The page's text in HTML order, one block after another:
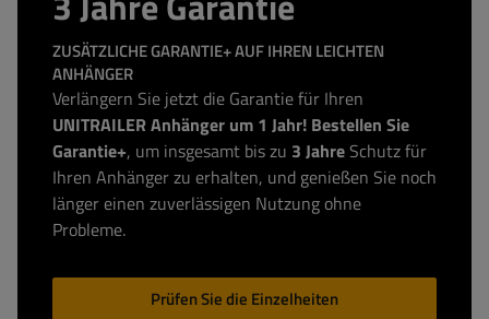
ZUSÄTZLICHE GARANTIE+ AUF IHREN LEICHTEN
ANHÄNGER
Verlängern Sie jetzt die Garantie für Ihren
UNITRAILER Anhänger um 1 Jahr! Bestellen Sie
Garantie+, um insgesamt bis zu 3 Jahre Schutz für
Ihren Anhänger zu erhalten, und genießen Sie noch
länger einen zuverlässigen Nutzung ohne
Probleme.
Prüfen Sie die Einzelheiten